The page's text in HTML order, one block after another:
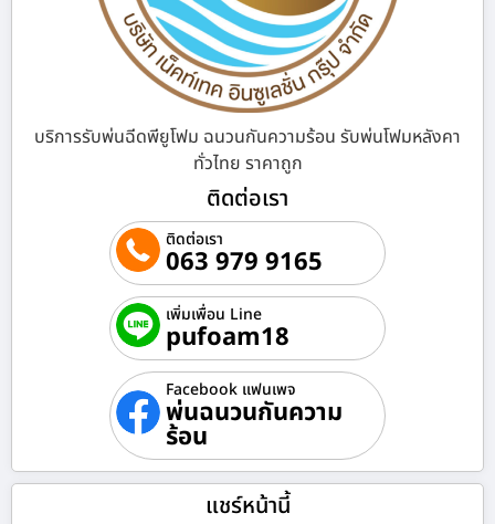
บริการรับพ่นฉีดพียูโฟม ฉนวนกันความร้อน รับพ่นโฟมหลังคา
ทั่วไทย ราคาถูก
ติดต่อเรา
ติดต่อเรา
063 979 9165
เพิ่มเพื่อน Line
pufoam18
Facebook แฟนเพจ
พ่นฉนวนกันความ
ร้อน
แชร์หน้านี้